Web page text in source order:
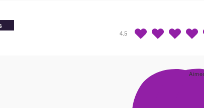
4.5
la note moyenne est 4.5 sur 5,